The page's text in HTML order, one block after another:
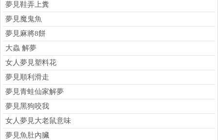
夢見鞋弄上糞
夢見魔鬼魚
夢見麻將8餅
大蟲 解夢
女人夢見塑料花
夢見順利滑走
夢見青蛙仙家解夢
夢見黑狗咬我
女人夢見大老鼠意味
夢見魚肚內臟